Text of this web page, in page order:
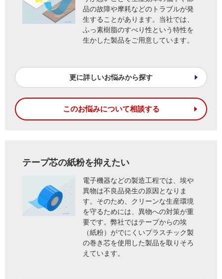
品の故障や摩耗などのトラブルが発
生することがあります。当社では、
ふっ素樹脂のすべり性という特性を
生かした製品をご用意しています。
更に詳しいお悩みから探す
このお悩みについて相談する
テープ芯の紙粉を抑えたい
電子機器などの製造工程では、埃や
異物は不良品発生の原因となりま
す。そのため、クリーンな生産環境
を守るためには、異物への対策が重
要です。弊社ではテープからの埃
（紙粉）がでにくいプラスチック製
の巻き芯を使用した製品を取りそろ
えています。